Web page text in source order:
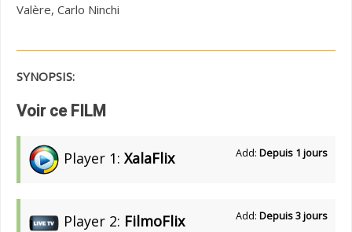
Valère, Carlo Ninchi
SYNOPSIS:
Voir ce FILM
Player 1: XalaFlix Add: Depuis 1 jours
Player 2: FilmoFlix Add: Depuis 3 jours